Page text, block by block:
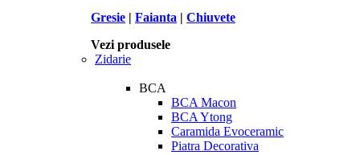
Gresie | Faianta | Chiuvete
Vezi produsele
Zidarie
BCA
BCA Macon
BCA Ytong
Caramida Evoceramic
Piatra Decorativa